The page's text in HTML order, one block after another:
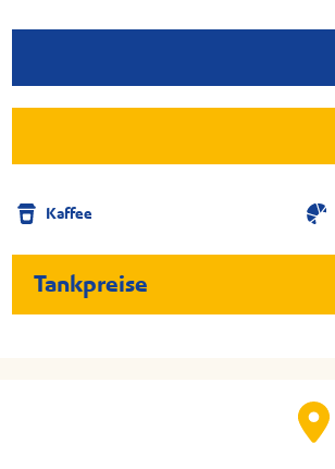
Kaffee
Tankpreise